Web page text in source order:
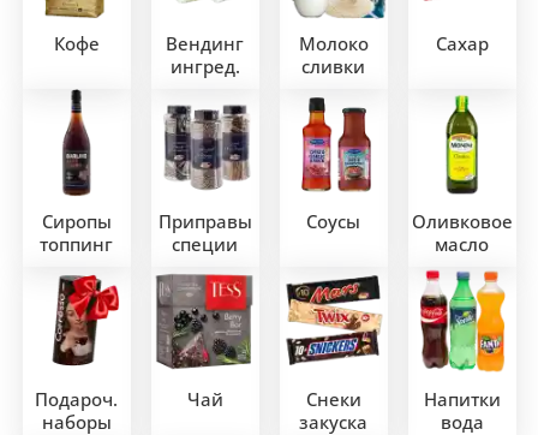
Кофе
Вендинг
ингред.
Молоко
сливки
Сахар
Сиропы
топпинг
Приправы
специи
Соусы
Оливковое
масло
Подароч.
наборы
Чай
Снеки
закуска
Напитки
вода